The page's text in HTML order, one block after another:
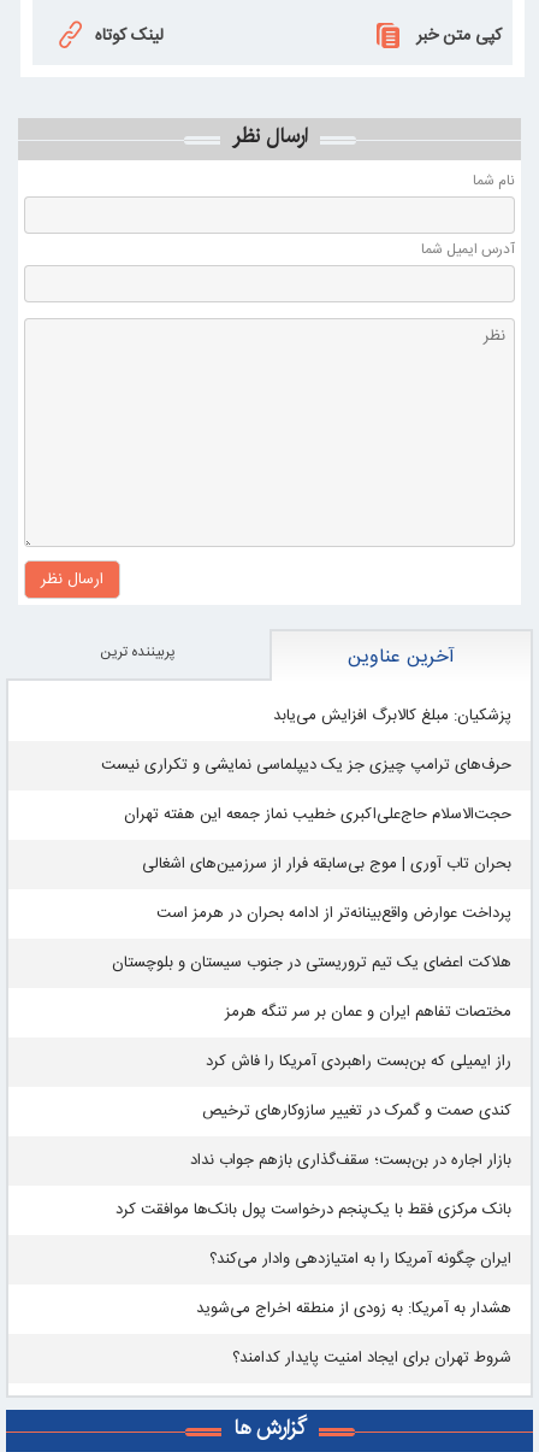
t
a
a
m
l
g
m
h
e
کپی متن خبر لینک کوتاه
ارسال نظر
نام شما
آدرس ايميل شما
ارسال نظر
آخرین عناوین پربيننده ترين
پزشکیان: مبلغ کالابرگ افزایش می‌یابد
حرف‌های ترامپ چیزی جز یک دیپلماسی نمایشی و تکراری نیست
حجت‌الاسلام حاج‌علی‌اکبری خطیب نماز جمعه این هفته تهران
بحران تاب آوری | موج بی‌سابقه فرار از سرزمین‌های اشغالی
پرداخت عوارض واقع‌بینانه‌تر از ادامه بحران در هرمز است
هلاکت اعضای یک تیم تروریستی در جنوب سیستان و بلوچستان
مختصات تفاهم ایران و عمان بر سر تنگه هرمز
راز ایمیلی که بن‌بست راهبردی آمریکا را فاش کرد
کندی صمت و گمرک در تغییر سازوکارهای ترخیص
بازار اجاره در بن‌بست؛ سقف‌گذاری بازهم جواب نداد
بانک مرکزی فقط با یک‌‎پنجم درخواست پول بانک‌ها موافقت کرد
ایران چگونه آمریکا را به امتیازدهی وادار می‌کند؟
هشدار به آمریکا: به زودی از منطقه اخراج می‌شوید
شروط تهران برای ایجاد امنیت پایدار کدامند؟
گزارش ها